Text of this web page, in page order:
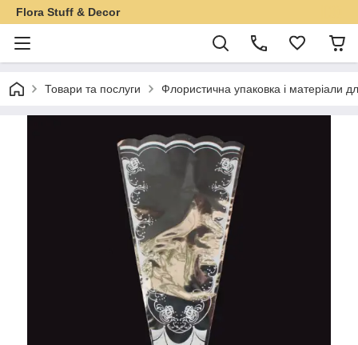
Flora Stuff & Decor
Товари та послуги Флористична упаковка і матеріали